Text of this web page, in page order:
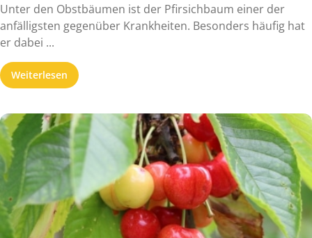
Unter den Obstbäumen ist der Pfirsichbaum einer der
anfälligsten gegenüber Krankheiten. Besonders häufig hat
er dabei ...
Weiterlesen